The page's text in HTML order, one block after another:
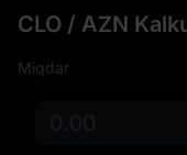
CLO / AZN
Miqdar